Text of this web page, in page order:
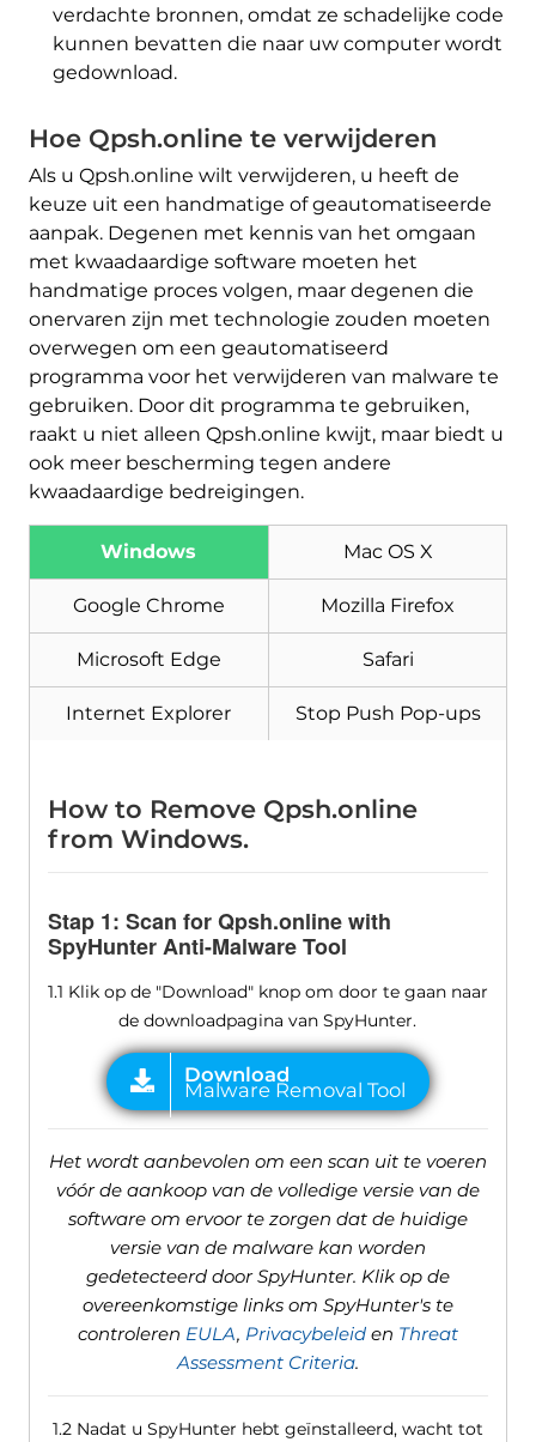
verdachte bronnen, omdat ze schadelijke code
kunnen bevatten die naar uw computer wordt
gedownload.
Hoe Qpsh.online te verwijderen
Als u Qpsh.online wilt verwijderen, u heeft de
keuze uit een handmatige of geautomatiseerde
aanpak. Degenen met kennis van het omgaan
met kwaadaardige software moeten het
handmatige proces volgen, maar degenen die
onervaren zijn met technologie zouden moeten
overwegen om een geautomatiseerd
programma voor het verwijderen van malware te
gebruiken. Door dit programma te gebruiken,
raakt u niet alleen Qpsh.online kwijt, maar biedt u
ook meer bescherming tegen andere
kwaadaardige bedreigingen.
Windows Mac OS X
Google Chrome Mozilla Firefox
Microsoft Edge Safari
Internet Explorer Stop Push Pop-ups
How to Remove Qpsh.online
from Windows.
Stap 1: Scan for Qpsh.online with
SpyHunter Anti-Malware Tool
1.1 Klik op de "Download" knop om door te gaan naar
de downloadpagina van SpyHunter.
Download
Malware Removal Tool
Het wordt aanbevolen om een ​​scan uit te voeren
vóór de aankoop van de volledige versie van de
software om ervoor te zorgen dat de huidige
versie van de malware kan worden
gedetecteerd door SpyHunter. Klik op de
overeenkomstige links om SpyHunter's te
controleren EULA, Privacybeleiden Threat
Assessment Criteria.
1.2 Nadat u SpyHunter hebt geïnstalleerd, wacht tot